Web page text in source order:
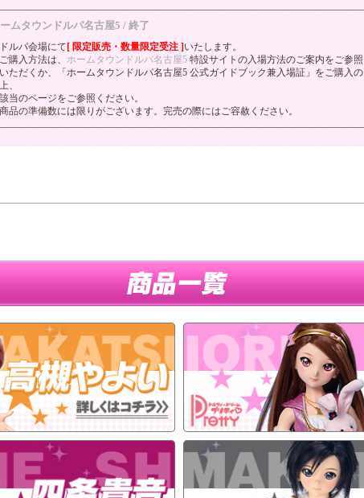
ムタウンドルパ名古屋5 / 終了
ルパ会場にて [ 限定販売・数量限定受注 ] いたします。
購入方法は、 ホームタウンドルパ名古屋5 特設サイトの入場方法のご案内をご参照
いただくか、「ホームタウンドルパ名古屋5 公式ガイドブック兼入場証」をご購入の
上、
該当のページをご参照ください。
品の準備数には限りがございます。完売の際にはご容赦ください。